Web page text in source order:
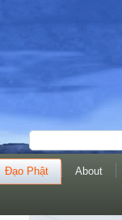
Đạo Phật About